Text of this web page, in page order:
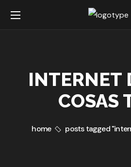
INTERNET
COSAS
home posts tagged